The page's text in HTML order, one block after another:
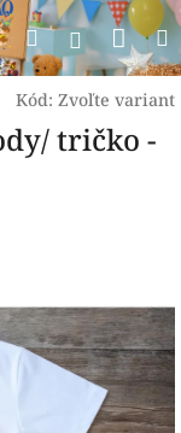
Hľadať
Kód: Zvoľte variant
tričko -